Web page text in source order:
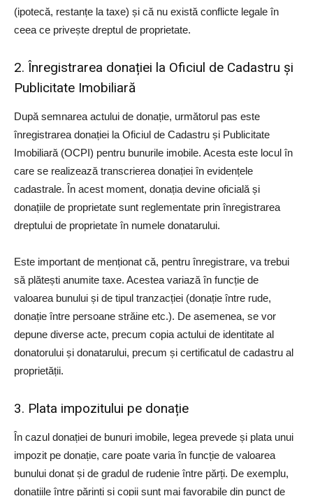
(ipotecă, restanțe la taxe) și că nu există conflicte legale în
ceea ce privește dreptul de proprietate.
2. Înregistrarea donației la Oficiul de Cadastru și
Publicitate Imobiliară
După semnarea actului de donație, următorul pas este
înregistrarea donației la Oficiul de Cadastru și Publicitate
Imobiliară (OCPI) pentru bunurile imobile. Acesta este locul în
care se realizează transcrierea donației în evidențele
cadastrale. În acest moment, donația devine oficială și
donațiile de proprietate sunt reglementate prin înregistrarea
dreptului de proprietate în numele donatarului.
Este important de menționat că, pentru înregistrare, va trebui
să plătești anumite taxe. Acestea variază în funcție de
valoarea bunului și de tipul tranzacției (donație între rude,
donație între persoane străine etc.). De asemenea, se vor
depune diverse acte, precum copia actului de identitate al
donatorului și donatarului, precum și certificatul de cadastru al
proprietății.
3. Plata impozitului pe donație
În cazul donației de bunuri imobile, legea prevede și plata unui
impozit pe donație, care poate varia în funcție de valoarea
bunului donat și de gradul de rudenie între părți. De exemplu,
donațiile între părinți și copii sunt mai favorabile din punct de